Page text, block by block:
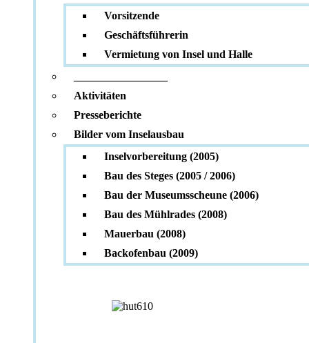
Vorsitzende
Geschäftsführerin
Vermietung von Insel und Halle
Aktivitäten
Presseberichte
Bilder vom Inselausbau
Inselvorbereitung (2005)
Bau des Steges (2005 / 2006)
Bau der Museumsscheune (2006)
Bau des Mühlrades (2008)
Mauerbau (2008)
Backofenbau (2009)